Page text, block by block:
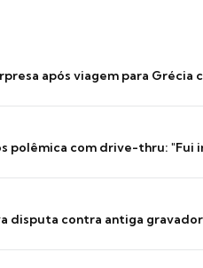
após viagem para Grécia
polêmica com drive-thru: "Fui
disputa contra antiga